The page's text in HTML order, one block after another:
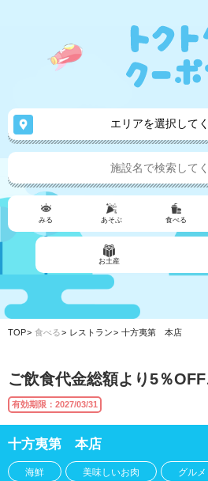
エリアを選択して
みる あそぶ 食べる
お土産
TOP 食べる レストラン 十方夷第 本店
ご飲食代金総額より5％
有効期限：2027/03/31
十方夷第 本店
海鮮 美味しいお肉 グルメ